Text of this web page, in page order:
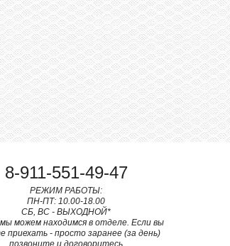
8-911-551-49-47
РЕЖИМ РАБОТЫ:
ПН-ПТ: 10.00-18.00
СБ, ВС - ВЫХОДНОЙ*
мы можем находимся в отделе. Если вы
приехать - просто заранее (за день)
позвоните и договоритесь